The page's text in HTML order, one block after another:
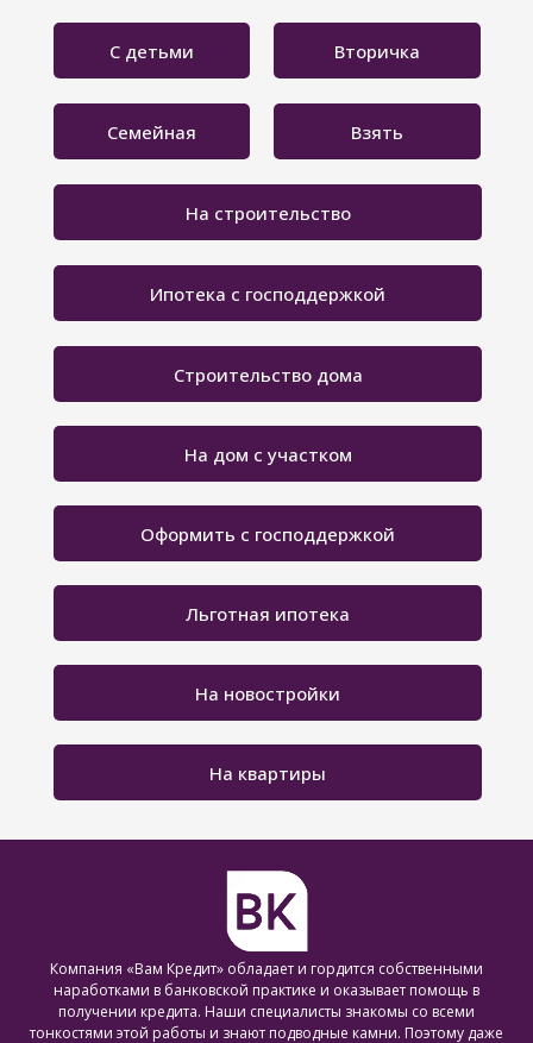
Оформить с господдержкой
Льготная ипотека
На новостройки
На квартиры
На дом с участком
Строительство дома
На строительство
Взять
Семейная
Вторичка
Ипотека с господдержкой
С детьми
Компания «Вам Кредит» обладает и гордится собственными
наработками в банковской практике и оказывает помощь в
получении кредита. Наши специалисты знакомы со всеми
тонкостями этой работы и знают подводные камни. Поэтому даже